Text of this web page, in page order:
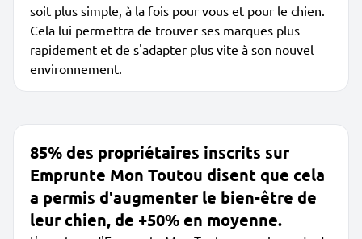
soit plus simple, à la fois pour vous et pour le chien.
Cela lui permettra de trouver ses marques plus
rapidement et de s'adapter plus vite à son nouvel
environnement.
85% des propriétaires inscrits sur
Emprunte Mon Toutou disent que cela
a permis d'augmenter le bien-être de
leur chien, de +50% en moyenne.